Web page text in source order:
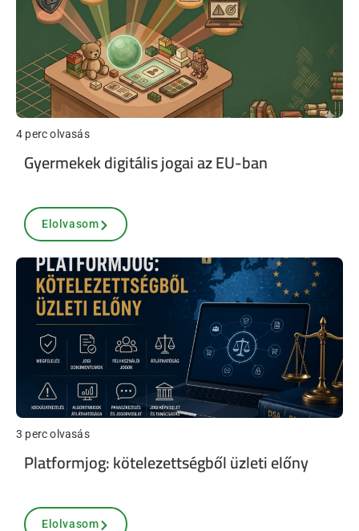
4 perc olvasás
Gyermekek digitális jogai az EU-ban
Elolvasom
3 perc olvasás
Platformjog: kötelezettségből üzleti előny
Elolvasom